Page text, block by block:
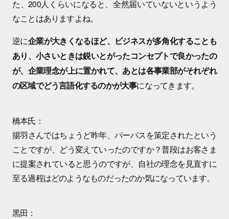
た、200人くらいになると、全然届いていないというよう
なことはありますよね。
逆に企業が大きくなるほど、ビジネスが多角化することも
あり、小さいときは鋭いとがったコンセプトで良かったの
が、企業理念が上に置かれて、あとは各事業部がそれぞれ
の区域でどう言語化するのかが大事になってきます。
橋本氏：
揚羽さんではちょうど昨年、パーパスを策定されたという
ことですが、どう変えていったのですか？普段はお客さま
に提案されていると思うのですが、自社の理念を見直すに
至る過程はどのようなものだったのか気になっています。
黒田：